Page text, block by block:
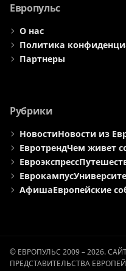
Европульс
О нас
Политика
Партнеры
Рубрики
НовостиНовости из
ЕвротрендЧем живет
Евроэкспресс
Еврокампус
АфишаЕвропейские
© ЕВРОПУЛЬС 2009 – 2026.
ПРЕДСТАВИТЕЛЬСТВА